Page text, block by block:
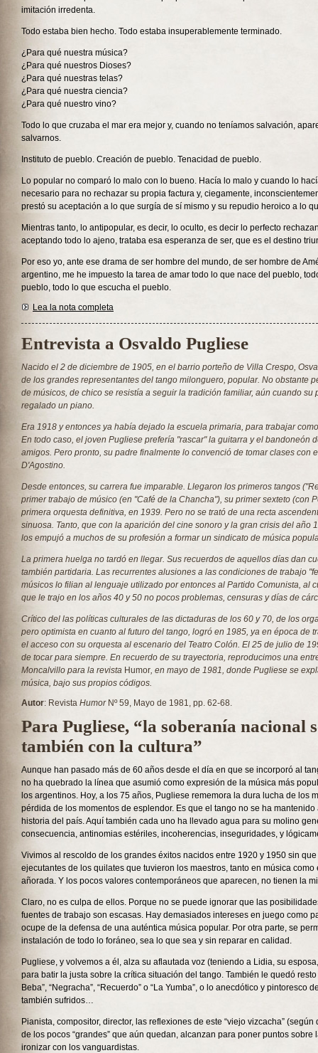
imitación irredenta.
Todo estaba bien hecho. Todo estaba insuperablemente terminado.
¿Para qué nuestra música?
¿Para qué nuestros Dioses?
¿Para qué nuestras telas?
¿Para qué nuestra ciencia?
¿Para qué nuestro vino?
Todo lo que cruzaba el mar era mejor y, cuando no teníamos salvación,
salvarnos.
Instituto de pueblo. Creación de pueblo. Tenacidad de pueblo.
Lo popular no comparó lo malo con lo bueno. Hacía lo malo y cuando lo
necesario para no rechazar su propia factura y, ciegamente,
prestó su aceptación a lo que surgía de sí mismo y su repudio heroico a lo
Mientras tanto, lo antipopular, es decir, lo oculto, es decir lo perfecto
aceptando todo lo ajeno, trataba esa esperanza de ser, que es el destino
Por eso yo, ante ese drama de ser hombre del mundo, de ser hombre de
argentino, me he impuesto la tarea de amar todo lo que nace del pueblo,
pueblo, todo lo que escucha el pueblo.
Lea la nota completa
Entrevista a Osvaldo Pugliese
Nacido el 2 de diciembre de 1905, en el barrio porteño de Villa Crespo,
de los grandes representantes del tango milonguero, popular. No obstante
de músicos, de chico se resistía a seguir la tradición familiar, aún cuando su
regalado un piano.
Era 1918 y entonces ya había dejado la escuela primaria, para trabajar
En todo caso, el joven Pugliese prefería "rascar" la guitarra y el bandoneón
amigos. Pero pronto, su padre finalmente lo convenció de tomar clases con
D'Agostino.
Desde entonces, su carrera fue imparable. Llegaron los primeros tangos
primer trabajo de músico (en "Café de la Chancha"), su primer sexteto (con
primera orquesta definitiva, en 1939. Pero no se trató de una recta
sinuosa. Tanto, que con la aparición del cine sonoro y la gran crisis del año
los empujó a muchos de su profesión a formar un sindicato de música
La primera huelga no tardó en llegar. Sus recuerdos de aquellos días dan
también partidaria. Las recurrentes alusiones a las condiciones de trabajo
músicos lo filian al lenguaje utilizado por entonces al Partido Comunista, al
que le trajo en los años 40 y 50 no pocos problemas, censuras y días de
Crítico del las políticas culturales de las dictaduras de los 60 y 70, de los
pero optimista en cuanto al futuro del tango, logró en 1985, ya en época de
el acceso con su orquesta al escenario del Teatro Colón. El 25 de julio de
de tocar para siempre. En recuerdo de su trayectoria, reproducimos una
Moncalvillo para la revista Humor, en mayo de 1981, donde Pugliese se
música, bajo sus propios códigos.
Autor: Revista Humor Nº 59, Mayo de 1981, pp. 62-68.
Para Pugliese, “la soberanía nacional
también con la cultura”
Aunque han pasado más de 60 años desde el día en que se incorporó al
no ha quebrado la línea que asumió como expresión de la música más
los argentinos. Hoy, a los 75 años, Pugliese rememora la dura lucha de los
pérdida de los momentos de esplendor. Es que el tango no se ha
historia del país. Aquí también cada uno ha llevado agua para su molino
consecuencia, antinomias estériles, incoherencias, inseguridades, y
Vivimos al rescoldo de los grandes éxitos nacidos entre 1920 y 1950 sin
ejecutantes de los quilates que tuvieron los maestros, tanto en música como
añorada. Y los pocos valores contemporáneos que aparecen, no tienen la
Claro, no es culpa de ellos. Porque no se puede ignorar que las
fuentes de trabajo son escasas. Hay demasiados intereses en juego como
ocupe de la defensa de una auténtica música popular. Por otra parte, se
instalación de todo lo foráneo, sea lo que sea y sin reparar en calidad.
Pugliese, y volvemos a él, alza su aflautada voz (teniendo a Lidia, su
para batir la justa sobre la crítica situación del tango. También le quedó
Beba”, “Negracha”, “Recuerdo” o “La Yumba”, o lo anecdótico y pintoresco
también sufridos…
Pianista, compositor, director, las reflexiones de este “viejo vizcacha”
de los pocos “grandes” que aún quedan, alcanzan para poner puntos sobre
ironizar con los vanguardistas.